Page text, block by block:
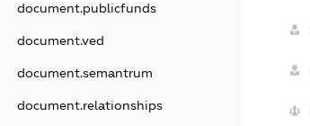
document.publicfunds
document.ved
document.semantrum
document.relationships